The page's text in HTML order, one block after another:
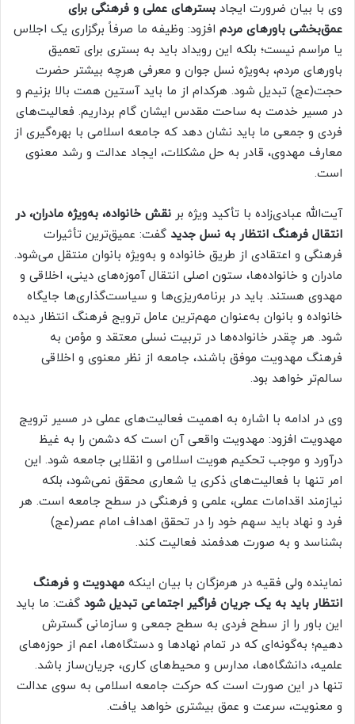
وی با بیان ضرورت ایجاد بسترهای عملی و فرهنگی برای
عمق‌بخشی باورهای مردم افزود: وظیفه ما صرفاً برگزاری یک اجلاس
یا مراسم نیست؛ بلکه این رویداد باید به بستری برای تعمیق
باورهای مردم، به‌ویژه نسل جوان و معرفی هرچه بیشتر حضرت
حجت(عج) تبدیل شود. هرکدام از ما باید آستین همت بالا بزنیم و
در مسیر خدمت به ساحت مقدس ایشان گام برداریم. فعالیت‌های
فردی و جمعی ما باید نشان دهد که جامعه اسلامی با بهره‌گیری از
معارف مهدوی، قادر به حل مشکلات، ایجاد عدالت و رشد معنوی
است.
آیت‌الله عبادی‌زاده با تأکید ویژه بر نقش خانواده، به‌ویژه مادران، در
انتقال فرهنگ انتظار به نسل جدید گفت: عمیق‌ترین تأثیرات
فرهنگی و اعتقادی از طریق خانواده و به‌ویژه بانوان منتقل می‌شود.
مادران و خانواده‌ها، ستون اصلی انتقال آموزه‌های دینی، اخلاقی و
مهدوی هستند. باید در برنامه‌ریزی‌ها و سیاست‌گذاری‌ها جایگاه
خانواده و بانوان به‌عنوان مهم‌ترین عامل ترویج فرهنگ انتظار دیده
شود. هر چقدر خانواده‌ها در تربیت نسلی معتقد و مؤمن به
فرهنگ مهدویت موفق باشند، جامعه از نظر معنوی و اخلاقی
سالم‌تر خواهد بود.
وی در ادامه با اشاره به اهمیت فعالیت‌های عملی در مسیر ترویج
مهدویت افزود: مهدویت واقعی آن است که دشمن را به غیظ
درآورد و موجب تحکیم هویت اسلامی و انقلابی جامعه شود. این
امر تنها با فعالیت‌های ذکری یا شعاری محقق نمی‌شود، بلکه
نیازمند اقدامات عملی، علمی و فرهنگی در سطح جامعه است. هر
فرد و نهاد باید سهم خود را در تحقق اهداف امام عصر(عج)
بشناسد و به صورت هدفمند فعالیت کند.
نماینده ولی فقیه در هرمزگان با بیان اینکه مهدویت و فرهنگ
انتظار باید به یک جریان فراگیر اجتماعی تبدیل شود گفت: ما باید
این باور را از سطح فردی به سطح جمعی و سازمانی گسترش
دهیم؛ به‌گونه‌ای که در تمام نهادها و دستگاه‌ها، اعم از حوزه‌های
علمیه، دانشگاه‌ها، مدارس و محیط‌های کاری، جریان‌ساز باشد.
تنها در این صورت است که حرکت جامعه اسلامی به سوی عدالت
و معنویت، سرعت و عمق بیشتری خواهد یافت.